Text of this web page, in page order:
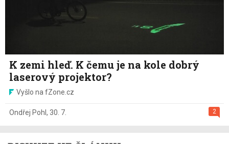
K zemi hleď. K čemu je na kole dobrý
laserový projektor?
Vyšlo na fZone.cz
2
Ondřej Pohl , 30. 7.